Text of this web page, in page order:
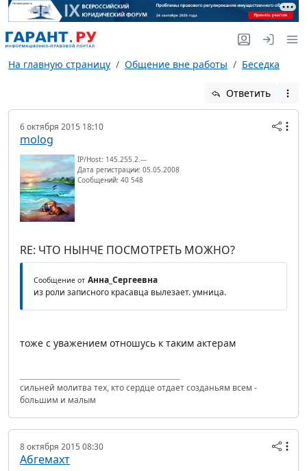
На главную страницу Общение вне работы Беседка
Ответить
6 октября 2015 18:10
molog
IP/Host: 145.255.2.---
Дата регистрации: 05.05.2008
Сообщений: 40 548
RE: ЧТО НЫНЧЕ ПОСМОТРЕТЬ МОЖНО?
Сообщение от Анна_Сергеевна
из роли записного красавца вылезает. умница.
тоже с уважением отношусь к таким актерам
сильней молитва тех, кто сердце отдает созданьям всем -
большим и малым
8 октября 2015 08:30
Абгемахт